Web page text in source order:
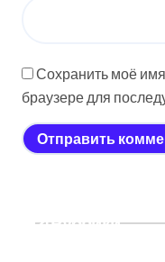
Сохранить моё
браузере для
Рубрики